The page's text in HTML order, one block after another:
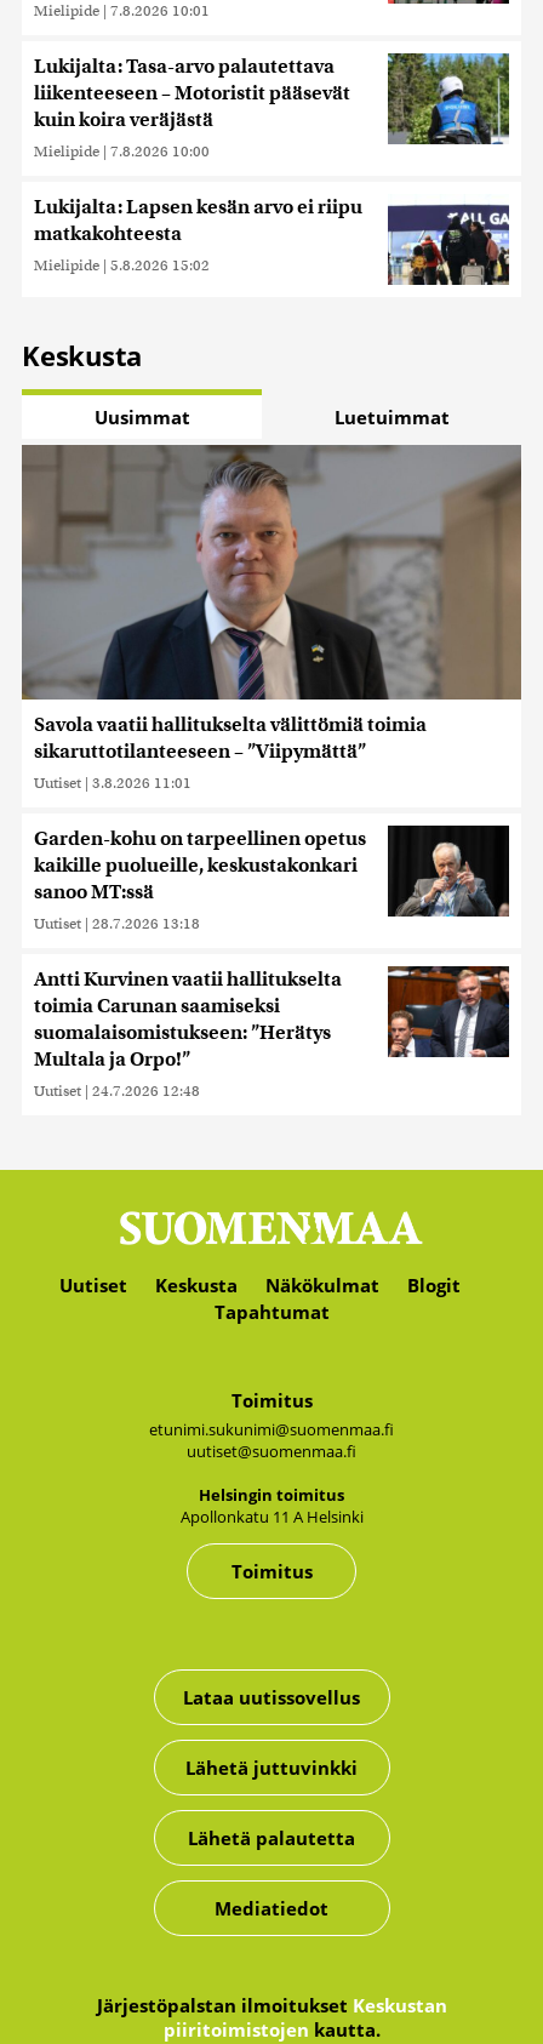
Mielipide | 7.8.2026 10:01
Lukijalta: Tasa-arvo palautettava
liikenteeseen – Motoristit pääsevät
kuin koira veräjästä
Mielipide | 7.8.2026 10:00
Lukijalta: Lapsen kesän arvo ei riipu
matkakohteesta
Mielipide | 5.8.2026 15:02
Keskusta
Uusimmat Luetuimmat
Savola vaatii hallitukselta välittömiä toimia
sikaruttotilanteeseen – ”Viipymättä”
Uutiset | 3.8.2026 11:01
Garden-kohu on tarpeellinen opetus
kaikille puolueille, keskustakonkari
sanoo MT:ssä
Uutiset | 28.7.2026 13:18
Antti Kurvinen vaatii hallitukselta
toimia Carunan saamiseksi
suomalaisomistukseen: ”Herätys
Multala ja Orpo!”
Uutiset | 24.7.2026 12:48
Uutiset Keskusta Näkökulmat
Blogit
Tapahtumat
Toimitus
etunimi.sukunimi@suomenmaa.fi
uutiset@suomenmaa.fi
Hel­sin­gin toi­mi­tus
Apol­lon­ka­tu 11 A Hel­sin­ki
Toimitus
Lataa uutissovellus
Lähetä juttuvinkki
Lähetä palautetta
Mediatiedot
Järjestöpalstan ilmoitukset Keskustan
piiritoimistojen kautta.